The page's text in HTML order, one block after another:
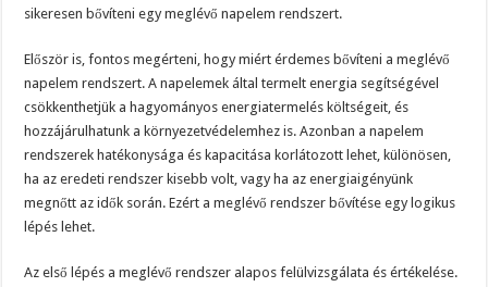
sikeresen bővíteni egy meglévő napelem rendszert.
Először is, fontos megérteni, hogy miért érdemes bővíteni a meglévő
napelem rendszert. A napelemek által termelt energia segítségével
csökkenthetjük a hagyományos energiatermelés költségeit, és
hozzájárulhatunk a környezetvédelemhez is. Azonban a napelem
rendszerek hatékonysága és kapacitása korlátozott lehet, különösen,
ha az eredeti rendszer kisebb volt, vagy ha az energiaigényünk
megnőtt az idők során. Ezért a meglévő rendszer bővítése egy logikus
lépés lehet.
Az első lépés a meglévő rendszer alapos felülvizsgálata és értékelése.